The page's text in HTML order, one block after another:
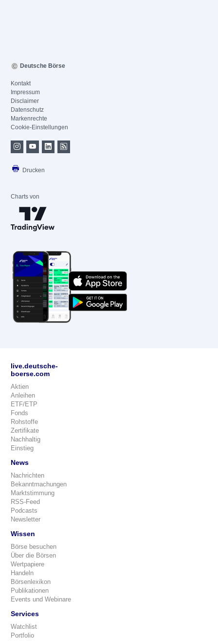
Deutsche Börse
Kontakt
Impressum
Disclaimer
Datenschutz
Markenrechte
Cookie-Einstellungen
Drucken
Charts von
live.deutsche-
boerse.com
Aktien
Anleihen
ETF/ETP
Fonds
Rohstoffe
Zertifikate
Nachhaltig
Einstieg
News
Nachrichten
Bekanntmachungen
Marktstimmung
RSS-Feed
Podcasts
Newsletter
Wissen
Börse besuchen
Über die Börsen
Wertpapiere
Handeln
Börsenlexikon
Publikationen
Events und Webinare
Services
Watchlist
Portfolio